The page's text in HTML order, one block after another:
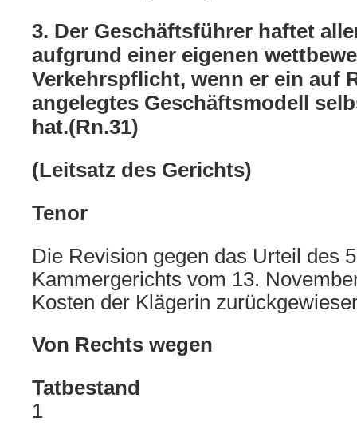
3. Der Geschäftsführer haftet
aufgrund einer eigenen
Verkehrspflicht, wenn er ein auf
angelegtes Geschäftsmodell
hat.(Rn.31)
(Leitsatz des Gerichts)
Tenor
Die Revision gegen das Urteil des
Kammergerichts vom 13.
Kosten der Klägerin
Von Rechts wegen
Tatbestand
1